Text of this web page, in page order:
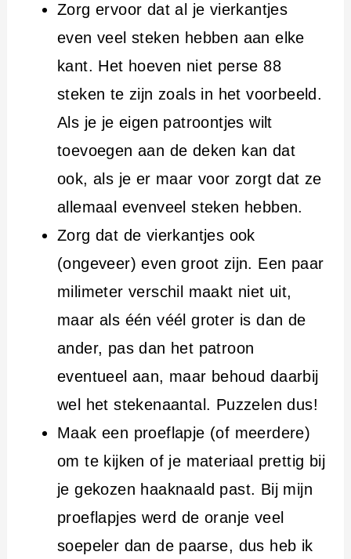
Zorg ervoor dat al je vierkantjes
even veel steken hebben aan elke
kant. Het hoeven niet perse 88
steken te zijn zoals in het voorbeeld.
Als je je eigen patroontjes wilt
toevoegen aan de deken kan dat
ook, als je er maar voor zorgt dat ze
allemaal evenveel steken hebben.
Zorg dat de vierkantjes ook
(ongeveer) even groot zijn. Een paar
milimeter verschil maakt niet uit,
maar als één véél groter is dan de
ander, pas dan het patroon
eventueel aan, maar behoud daarbij
wel het stekenaantal. Puzzelen dus!
Maak een proeflapje (of meerdere)
om te kijken of je materiaal prettig bij
je gekozen haaknaald past. Bij mijn
proeflapjes werd de oranje veel
soepeler dan de paarse, dus heb ik